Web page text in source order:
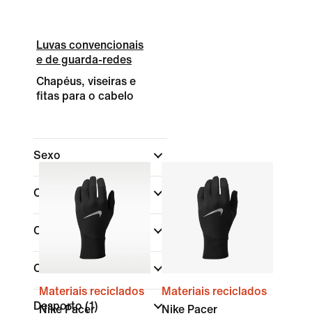
Luvas convencionais
e de guarda-redes
Chapéus, viseiras e
fitas para o cabelo
Sexo
Criança
Comprar por preço
Cor
Desporto(1)
Materiais reciclados
Nike Pacer
Materiais reciclados
Nike Pacer